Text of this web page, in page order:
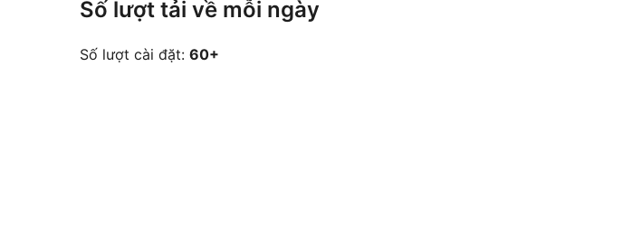
Số lượt tải về mỗi ngày
Số lượt cài đặt: 60+